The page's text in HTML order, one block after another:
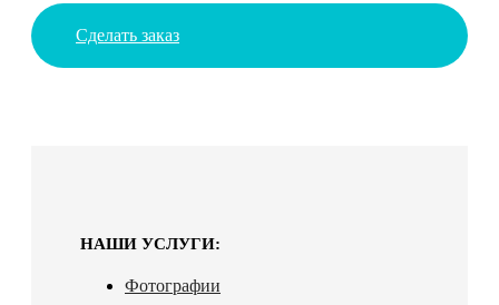
Сделать заказ
НАШИ УСЛУГИ:
Фотографии